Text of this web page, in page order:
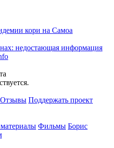
кори на Самоа
недостающая информация
Отзывы Поддержать проект
Фильмы Борис